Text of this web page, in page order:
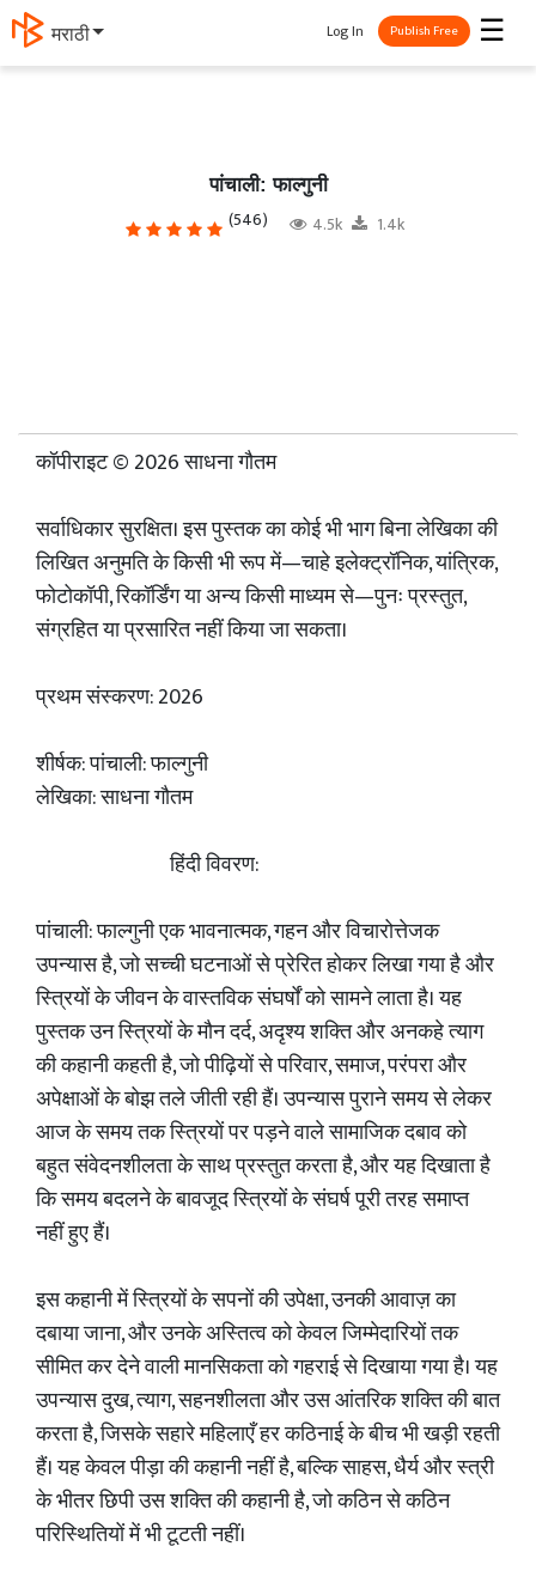
मराठी ☰
Log In Publish Free
पांचाली: फाल्गुनी
(546) 4.5k 1.4k
कॉपीराइट © 2026 साधना गौतम
सर्वाधिकार सुरक्षित। इस पुस्तक का कोई भी भाग बिना लेखिका की
लिखित अनुमति के किसी भी रूप में—चाहे इलेक्ट्रॉनिक, यांत्रिक,
फोटोकॉपी, रिकॉर्डिंग या अन्य किसी माध्यम से—पुनः प्रस्तुत,
संग्रहित या प्रसारित नहीं किया जा सकता।
प्रथम संस्करण: 2026
शीर्षक: पांचाली: फाल्गुनी
लेखिका: साधना गौतम
हिंदी विवरण:
पांचाली: फाल्गुनी एक भावनात्मक, गहन और विचारोत्तेजक
उपन्यास है, जो सच्ची घटनाओं से प्रेरित होकर लिखा गया है और
स्त्रियों के जीवन के वास्तविक संघर्षों को सामने लाता है। यह
पुस्तक उन स्त्रियों के मौन दर्द, अदृश्य शक्ति और अनकहे त्याग
की कहानी कहती है, जो पीढ़ियों से परिवार, समाज, परंपरा और
अपेक्षाओं के बोझ तले जीती रही हैं। उपन्यास पुराने समय से लेकर
आज के समय तक स्त्रियों पर पड़ने वाले सामाजिक दबाव को
बहुत संवेदनशीलता के साथ प्रस्तुत करता है, और यह दिखाता है
कि समय बदलने के बावजूद स्त्रियों के संघर्ष पूरी तरह समाप्त
नहीं हुए हैं।
इस कहानी में स्त्रियों के सपनों की उपेक्षा, उनकी आवाज़ का
दबाया जाना, और उनके अस्तित्व को केवल जिम्मेदारियों तक
सीमित कर देने वाली मानसिकता को गहराई से दिखाया गया है। यह
उपन्यास दुख, त्याग, सहनशीलता और उस आंतरिक शक्ति की बात
करता है, जिसके सहारे महिलाएँ हर कठिनाई के बीच भी खड़ी रहती
हैं। यह केवल पीड़ा की कहानी नहीं है, बल्कि साहस, धैर्य और स्त्री
के भीतर छिपी उस शक्ति की कहानी है, जो कठिन से कठिन
परिस्थितियों में भी टूटती नहीं।